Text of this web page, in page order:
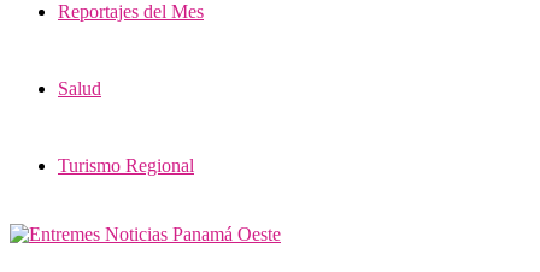
Reportajes del Mes
Salud
Turismo Regional